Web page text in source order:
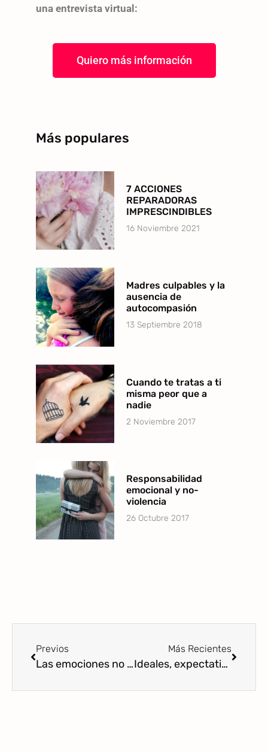
una entrevista virtual:
Quiero más información
Más populares
7 ACCIONES
REPARADORAS
IMPRESCINDIBLES
16 Noviembre 2021
Madres culpables y la
ausencia de
autocompasión
13 Septiembre 2018
Cuando te tratas a ti
misma peor que a
nadie
2 Noviembre 2017
Responsabilidad
emocional y no-
violencia
26 Octubre 2017
Previos
Las emociones no son etiquetas que nos definen
Más Recientes
Ideales, expectativas y aceptación